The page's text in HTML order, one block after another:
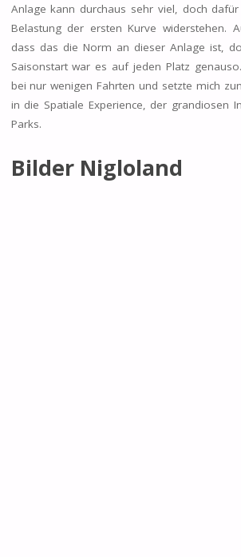
Anlage kann durchaus sehr viel, doch
Belastung der ersten Kurve widerstehen.
dass das die Norm an dieser Anlage ist,
Saisonstart war es auf jeden Platz
bei nur wenigen Fahrten und setzte mich
in die Spatiale Experience, der grandiosen
Parks.
Bilder Nigloland